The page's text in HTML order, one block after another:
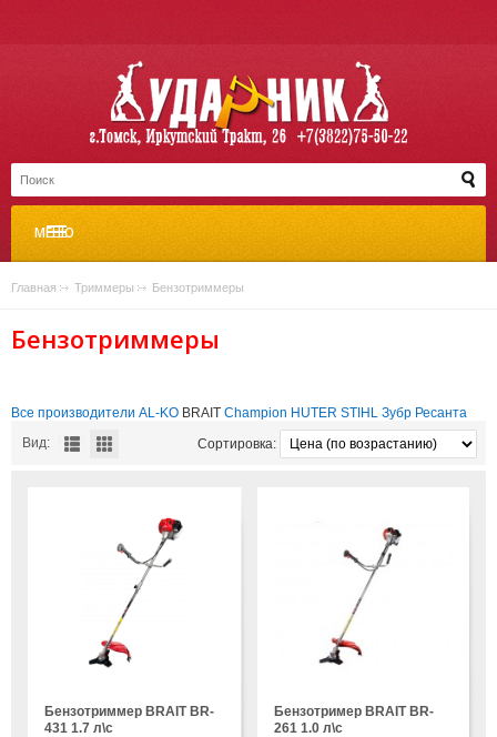
МЕНЮ
Главная » Триммеры » Бензотриммеры
Бензотриммеры
Все производители AL-KO BRAIT Champion HUTER STIHL Зубр Ресанта
Вид:
Сортировка:
Бензотриммер BRAIT BR-
431 1.7 л\с
Бензотример BRAIT BR-
261 1.0 л\с